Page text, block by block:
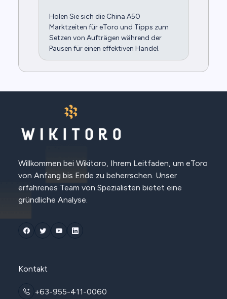
Holen Sie sich die China A50
Marktzeiten für eToro und Tipps zum
Setzen von Aufträgen während der
Pausen für einen effektiven Handel.
Willkommen bei Wikitoro, Ihrem Leitfaden, um eToro
von Anfang bis Ende zu beherrschen. Unser
erfahrenes Team von Spezialisten bietet eine
gründliche Analyse.
Kontakt
+63-955-411-0060